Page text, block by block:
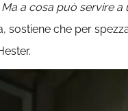
Ma a cosa può servire
sostiene che per